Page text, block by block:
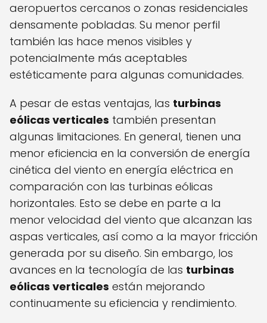
aeropuertos cercanos o zonas residenciales
densamente pobladas. Su menor perfil
también las hace menos visibles y
potencialmente más aceptables
estéticamente para algunas comunidades.
A pesar de estas ventajas, las turbinas
eólicas verticales también presentan
algunas limitaciones. En general, tienen una
menor eficiencia en la conversión de energía
cinética del viento en energía eléctrica en
comparación con las turbinas eólicas
horizontales. Esto se debe en parte a la
menor velocidad del viento que alcanzan las
aspas verticales, así como a la mayor fricción
generada por su diseño. Sin embargo, los
avances en la tecnología de las turbinas
eólicas verticales están mejorando
continuamente su eficiencia y rendimiento.